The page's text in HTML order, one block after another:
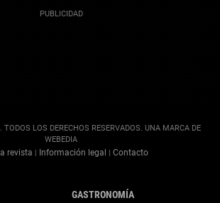
LOS DERECHOS RESERVADOS. UNA MARCA DE
WEBEDIA
revista Información legal Contacto
GASTRONOMÍA